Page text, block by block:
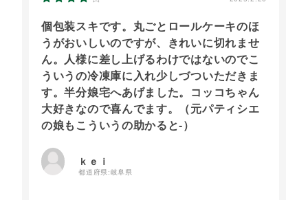
個包装スキです。丸ごとロールケーキのほ
うがおいしいのですが、きれいに切れませ
ん。人様に差し上げるわけではないのでこ
ういうの冷凍庫に入れ少しづついただきま
す。半分娘宅へあげました。コッコちゃん
大好きなので喜んでます。（元パティシエ
の娘もこういうの助かると-）
ｋｅｉ
都道府県:岐阜県